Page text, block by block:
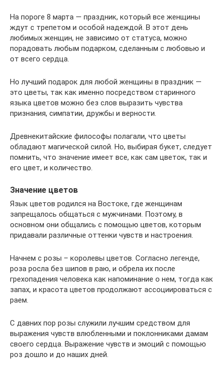
На пороге 8 марта — праздник, который все женщины
ждут с трепетом и особой надеждой. В этот день
любимых женщин, не зависимо от статуса, можно
порадовать любым подарком, сделанным с любовью и
от всего сердца.
Но лучший подарок для любой женщины в праздник —
это цветы, так как именно посредством старинного
языка цветов можно без слов выразить чувства
признания, симпатии, дружбы и верности.
Древнекитайские философы полагали, что цветы
обладают магической силой. Но, выбирая букет, следует
помнить, что значение имеет все, как сам цветок, так и
его цвет, и количество.
Значение цветов
Язык цветов родился на Востоке, где женщинам
запрещалось общаться с мужчинами. Поэтому, в
основном они общались с помощью цветов, которым
придавали различные оттенки чувств и настроения.
Начнем с розы – королевы цветов. Согласно легенде,
роза росла без шипов в раю, и обрела их после
грехопадения человека как напоминание о нем, тогда как
запах, и красота цветов продолжают ассоциироваться с
раем.
С давних пор розы служили лучшим средством для
выражения чувств влюбленными и поклонниками дамам
своего сердца. Выражение чувств и эмоций с помощью
роз дошло и до наших дней.